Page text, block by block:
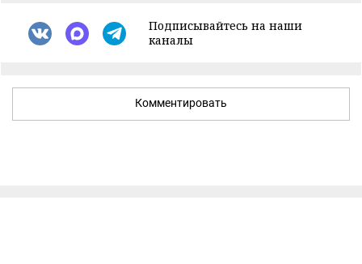
Подписывайтесь на наши
каналы
Комментировать